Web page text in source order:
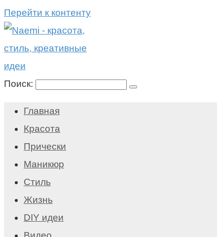
Перейти к контенту
Поиск:
Главная
Красота
Прически
Маникюр
Стиль
Жизнь
DIY идеи